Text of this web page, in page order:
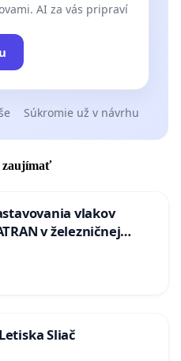
AI za vás pripraví
Súkromie už v návrhu
zaujímať
vlakov
v železničnej
Sliač